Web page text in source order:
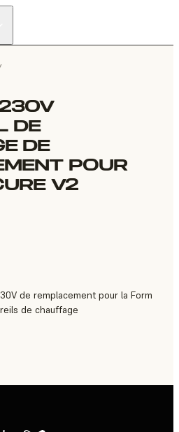
DE
DE
POUR
V2
de remplacement pour la Form
de chauffage